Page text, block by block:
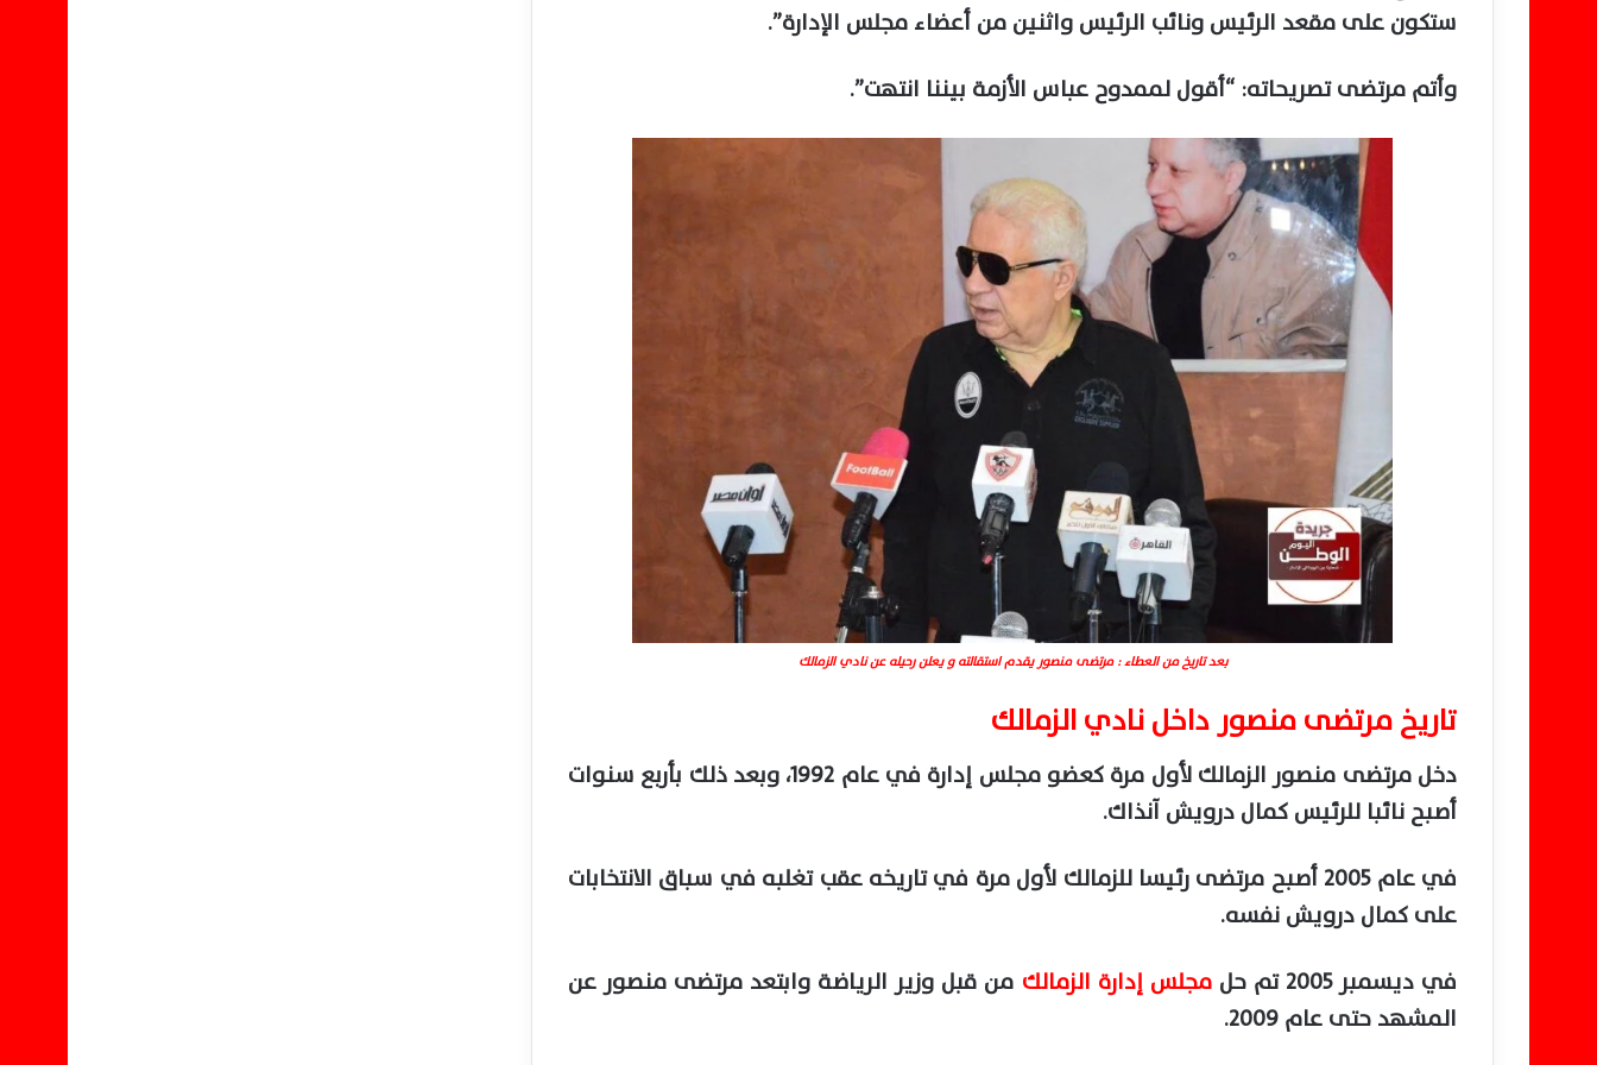
ستكون على مقعد الرئيس ونائب الرئيس واثنين من أعضاء مجلس الإدارة”.
وأتم مرتضى تصريحاته: “أقول لممدوح عباس الأزمة بيننا انتهت”.
بعد تاريخ من العطاء : مرتضى منصور يقدم استقالته و يعلن رحيله عن نادي الزمالك
تاريخ مرتضى منصور داخل نادي الزمالك
دخل مرتضى منصور الزمالك لأول مرة كعضو مجلس إدارة في عام 1992، وبعد ذلك بأربع سنوات
أصبح نائبا للرئيس كمال درويش آنذاك.
في عام 2005 أصبح مرتضى رئيسا للزمالك لأول مرة في تاريخه عقب تغلبه في سباق الانتخابات
على كمال درويش نفسه.
في ديسمبر 2005 تم حل
مجلس إدارة الزمالك من قبل وزير الرياضة وابتعد مرتضى منصور عن
المشهد حتى عام 2009.